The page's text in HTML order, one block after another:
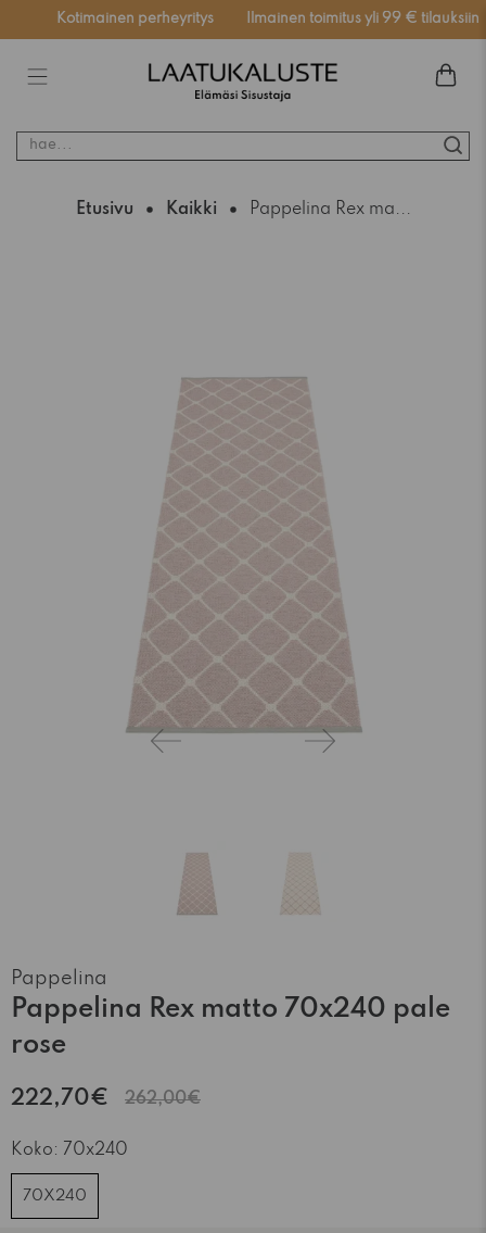
Kotimainen perheyritys Ilmainen toimitus yli 99 € tilauksiin
hae...
Etusivu Kaikki Pappelina Rex ma...
Pappelina
Pappelina Rex matto 70x240 pale
rose
222,70€ 262,00€
Koko: 70x240
70X240